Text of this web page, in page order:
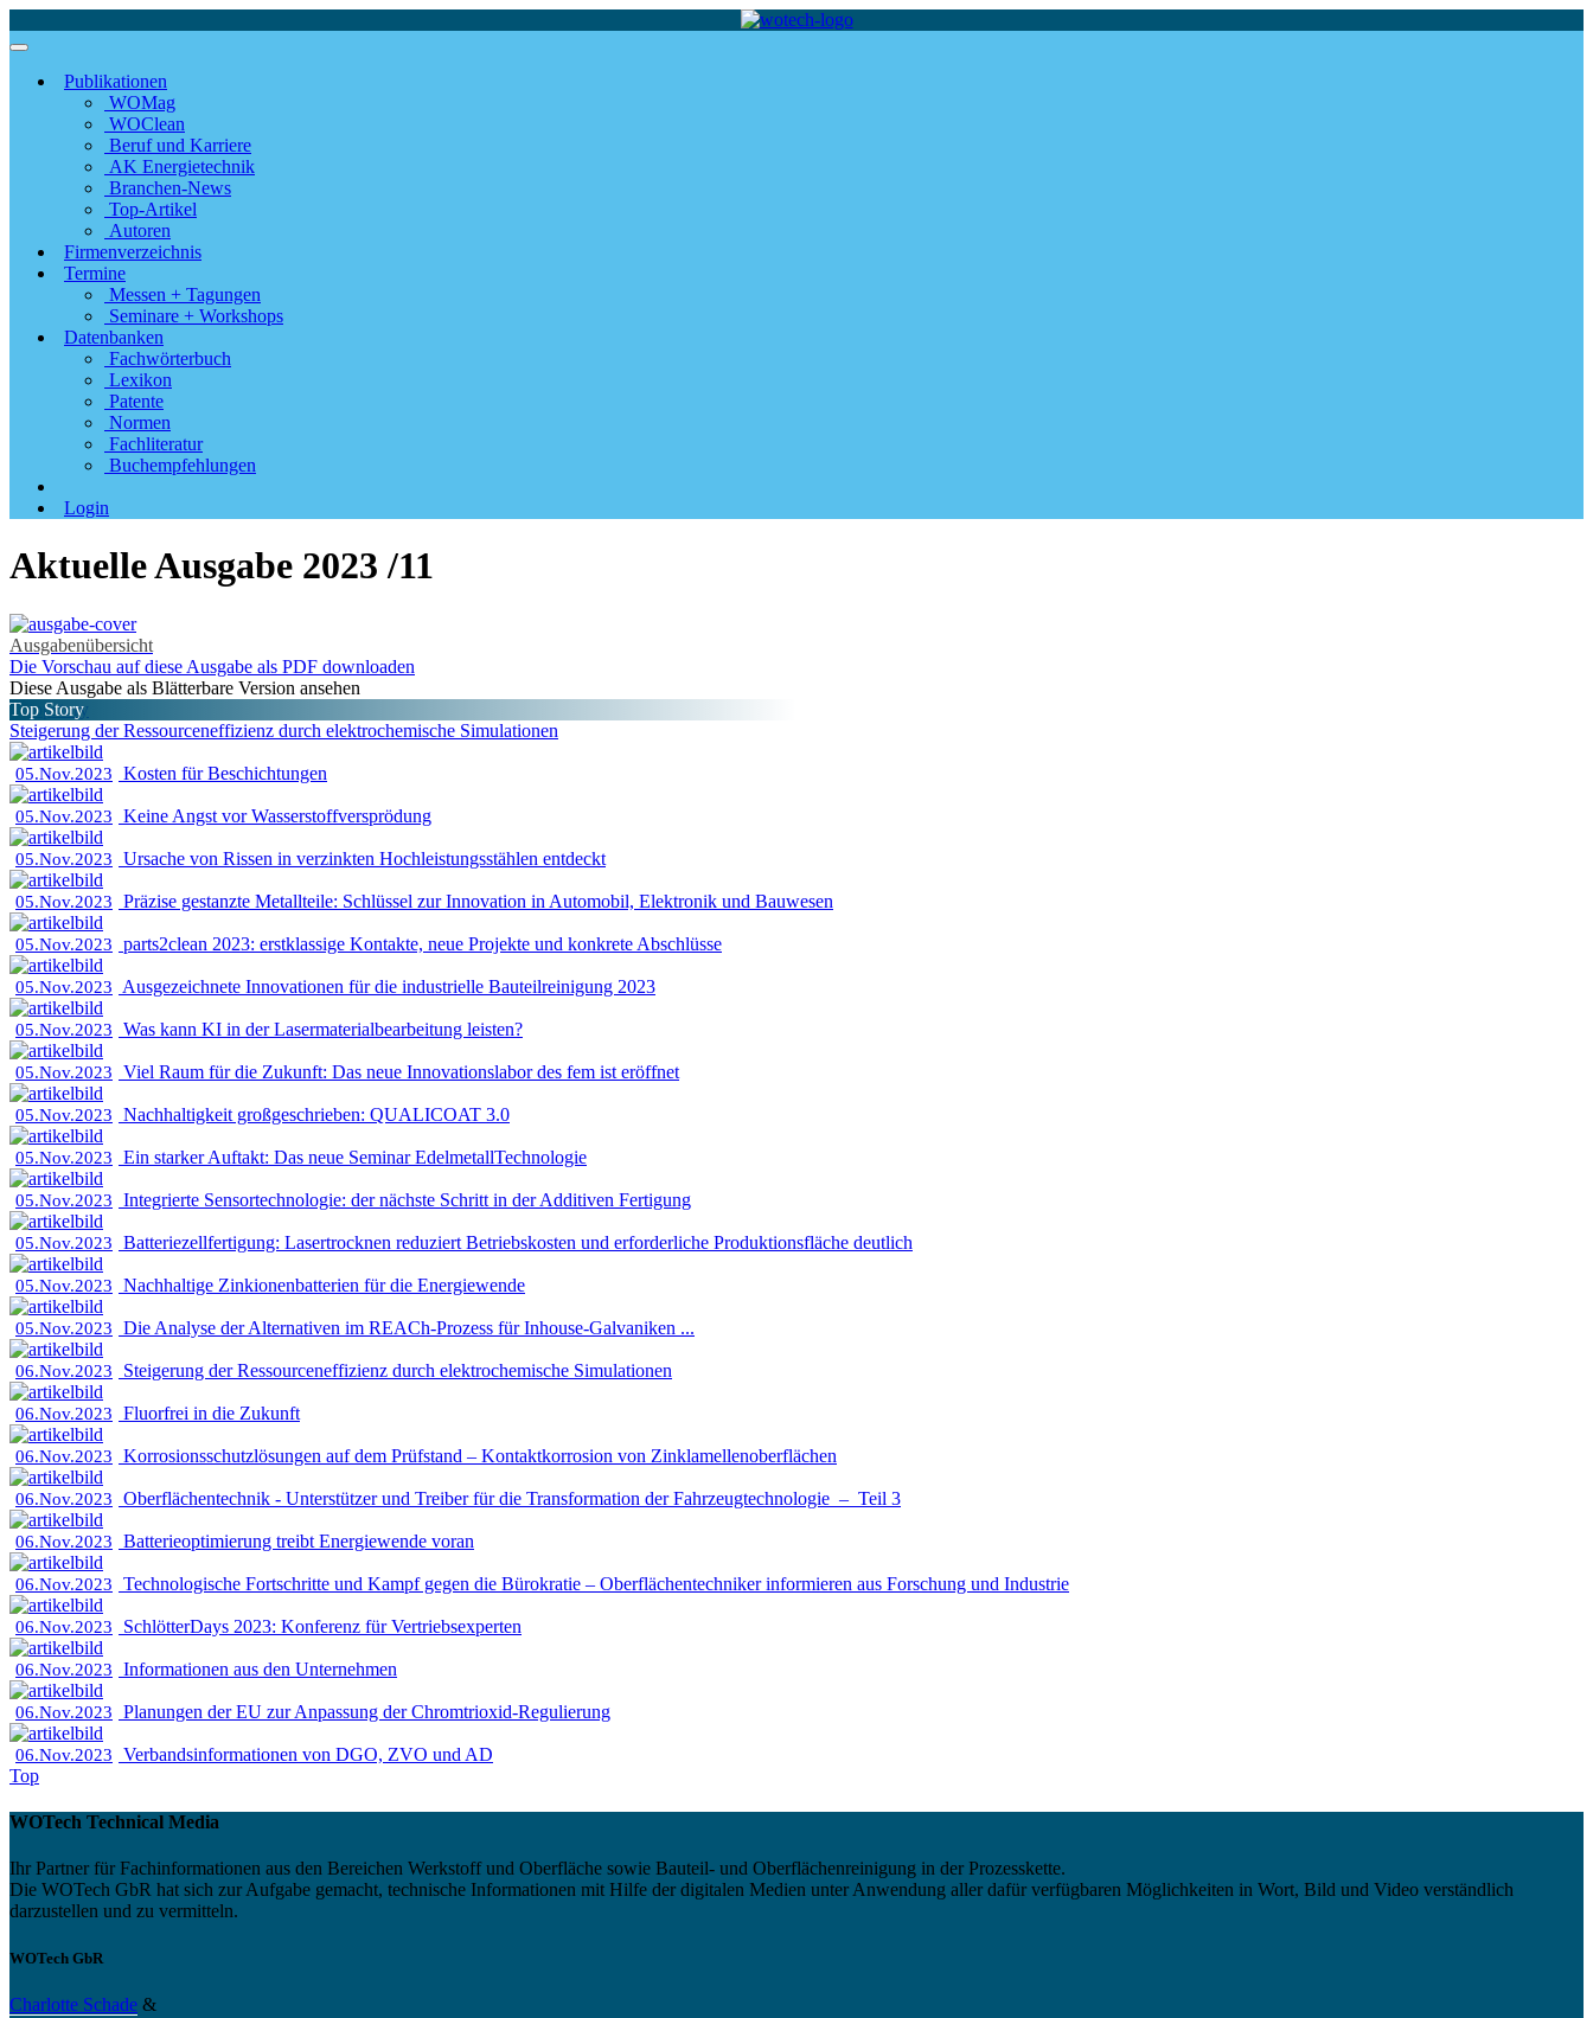
Publikationen
WOMag
WOClean
Beruf und Karriere
AK Energietechnik
Branchen-News
Top-Artikel
Autoren
Firmenverzeichnis
Termine
Messen + Tagungen
Seminare + Workshops
Datenbanken
Fachwörterbuch
Lexikon
Patente
Normen
Fachliteratur
Buchempfehlungen
Login
Aktuelle Ausgabe 2023 /11
Ausgabenübersicht
Die Vorschau auf diese Ausgabe als PDF downloaden
Diese Ausgabe als Blätterbare Version ansehen
Top Story
Steigerung der Ressourceneffizienz durch elektrochemische Simulationen
05.Nov.2023 Kosten für Beschichtungen
05.Nov.2023 Keine Angst vor Wasserstoffversprödung
05.Nov.2023 Ursache von Rissen in verzinkten Hochleistungsstählen entdeckt
05.Nov.2023 Präzise gestanzte Metallteile: Schlüssel zur Innovation in Automobil, Elektronik und Bauwesen
05.Nov.2023 parts2clean 2023: erstklassige Kontakte, neue Projekte und konkrete Abschlüsse
05.Nov.2023 Ausgezeichnete Innovationen für die industrielle Bauteilreinigung 2023
05.Nov.2023 Was kann KI in der Lasermaterialbearbeitung leisten?
05.Nov.2023 Viel Raum für die Zukunft: Das neue Innovationslabor des fem ist eröffnet
05.Nov.2023 Nachhaltigkeit großgeschrieben: QUALICOAT 3.0
05.Nov.2023 Ein starker Auftakt: Das neue Seminar EdelmetallTechnologie
05.Nov.2023 Integrierte Sensortechnologie: der nächste Schritt in der Additiven Fertigung
05.Nov.2023 Batteriezellfertigung: Lasertrocknen reduziert Betriebskosten und erforderliche Produktionsfläche deutlich
05.Nov.2023 Nachhaltige Zinkionenbatterien für die Energiewende
05.Nov.2023 Die Analyse der Alternativen im REACh-Prozess für Inhouse-Galvaniken ...
06.Nov.2023 Steigerung der Ressourceneffizienz durch elektrochemische Simulationen
06.Nov.2023 Fluorfrei in die Zukunft
06.Nov.2023 Korrosionsschutzlösungen auf dem Prüfstand – ­Kontaktkorrosion von Zinklamellenoberflächen
06.Nov.2023 Oberflächentechnik - Unterstützer und Treiber für die Transformation der Fahrzeugtechnologie – Teil 3
06.Nov.2023 Batterieoptimierung treibt Energiewende voran
06.Nov.2023 Technologische Fortschritte und Kampf gegen die Bürokratie – Oberflächentechniker informieren aus Forschung und Industrie
06.Nov.2023 SchlötterDays 2023: Konferenz für Vertriebsexperten
06.Nov.2023 Informationen aus den Unternehmen
06.Nov.2023 Planungen der EU zur Anpassung der Chromtrioxid-Regulierung
06.Nov.2023
Verbandsinformationen von DGO, ZVO und AD
Top
WOTech Technical Media
Ihr Partner für Fachinformationen aus den Bereichen Werkstoff und Oberfläche sowie Bauteil- und Oberflächenreinigung in der Prozesskette.
Die WOTech GbR hat sich zur Aufgabe gemacht, technische Informationen mit Hilfe der digitalen Medien unter Anwendung aller dafür verfügbaren Möglichkeiten in Wort, Bild und Video verständlich
darzustellen und zu vermitteln.
WOTech GbR
Charlotte Schade &